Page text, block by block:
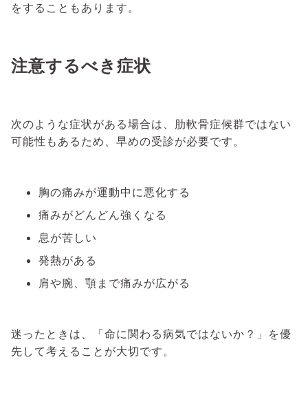
をすることもあります。
注意するべき症状
次のような症状がある場合は、肋軟骨症候群ではない
可能性もあるため、早めの受診が必要です。
胸の痛みが運動中に悪化する
痛みがどんどん強くなる
息が苦しい
発熱がある
肩や腕、顎まで痛みが広がる
迷ったときは、「命に関わる病気ではないか？」を優
先して考えることが大切です。